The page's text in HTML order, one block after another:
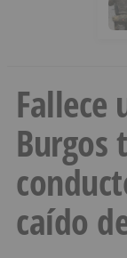
Fallece
Burgos
caído